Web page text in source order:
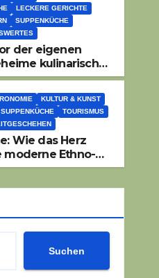
LECKERE GERICHTE
SUPPENKÜCHE
der eigenen
kulinarische
„Zur Eiche“
KULTUR & KUNST
SUPPENKÜCHE
TOURISMUS
Wie das Herz
moderne Ethno-
Suchen